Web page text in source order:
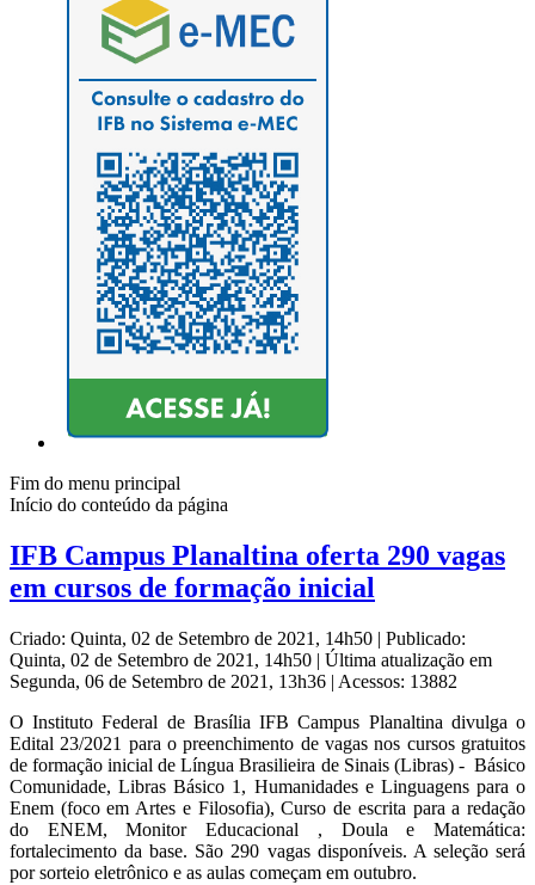
Fim do menu principal
Início do conteúdo da página
IFB Campus Planaltina oferta 290 vagas
em cursos de formação inicial
Criado: Quinta, 02 de Setembro de 2021, 14h50 | Publicado:
Quinta, 02 de Setembro de 2021, 14h50 | Última atualização em
Segunda, 06 de Setembro de 2021, 13h36 | Acessos: 13882
O Instituto Federal de Brasília IFB Campus Planaltina divulga o
Edital 23/2021 para o preenchimento de vagas nos cursos gratuitos
de formação inicial de Língua Brasilieira de Sinais (Libras) - Básico
Comunidade, Libras Básico 1, Humanidades e Linguagens para o
Enem (foco em Artes e Filosofia), Curso de escrita para a redação
do ENEM, Monitor Educacional , Doula e Matemática:
fortalecimento da base. São 290 vagas disponíveis. A seleção será
por sorteio eletrônico e as aulas começam em outubro.